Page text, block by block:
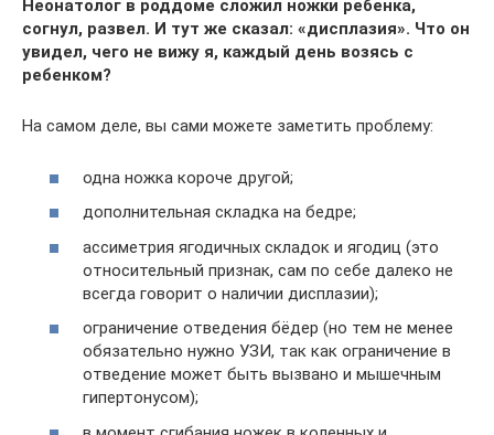
Неонатолог в роддоме сложил ножки ребенка,
согнул, развел. И тут же сказал: «дисплазия». Что он
увидел, чего не вижу я, каждый день возясь с
ребенком?
На самом деле, вы сами можете заметить проблему:
одна ножка короче другой;
дополнительная складка на бедре;
ассиметрия ягодичных складок и ягодиц (это
относительный признак, сам по себе далеко не
всегда говорит о наличии дисплазии);
ограничение отведения бёдер (но тем не менее
обязательно нужно УЗИ, так как ограничение в
отведение может быть вызвано и мышечным
гипертонусом);